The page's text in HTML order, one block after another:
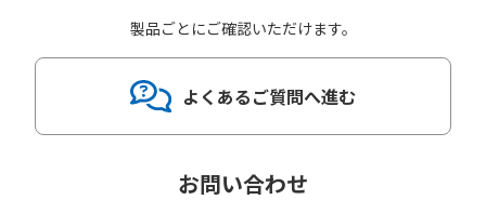
製品ごとにご確認いただけます。
よくあるご質問へ進む
お問い合わせ